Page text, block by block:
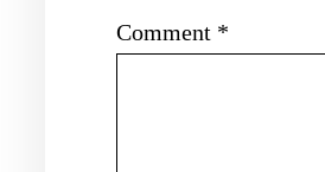
Comment *